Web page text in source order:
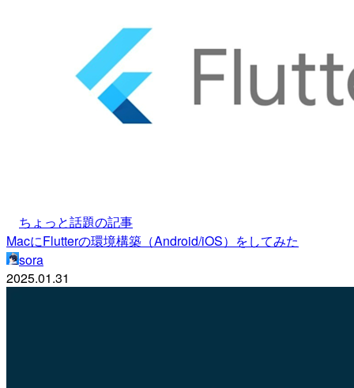
ちょっと話題の記事
MacにFlutterの環境構築（Android/iOS）をしてみた
sora
2025.01.31